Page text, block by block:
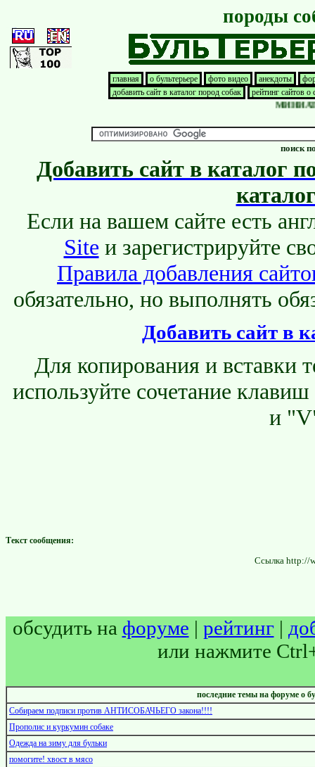
породы
главная о бультерьере фото видео анекдоты
добавить сайт в каталог пород собак
рейтинг сайтов о
поиск
Добавить сайт в каталог
Если на вашем сайте есть
Site и зарегистрируйте
Правила добавления
обязательно, но выполнять
Добавить сайт в
Для копирования и вставки
используйте сочетание
и
Текст сообщения:
Ссылка http://
обсудить на форуме | рейтинг|
или нажмите
последние темы на форуме о
Собираем подписи против АНТИСОБАЧЬЕГО закона!!!!
Прополис и куркумин собаке
Одежда на зиму для бульки
помогите! хвост в мясо